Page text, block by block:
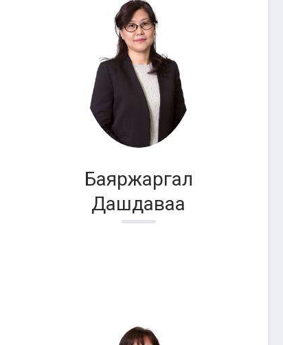
Баяржаргал
Дашдаваа